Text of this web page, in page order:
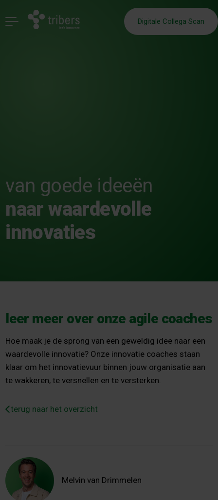
Digitale Collega Scan
van goede ideeën
naar waardevolle
innovaties
leer meer over onze agile coaches
Hoe maak je de sprong van een geweldig idee naar een
waardevolle innovatie? Onze innovatie coaches staan
klaar om het innovatievuur binnen jouw organisatie aan
te wakkeren, te versnellen en te versterken.
terug naar het overzicht
Melvin van Drimmelen